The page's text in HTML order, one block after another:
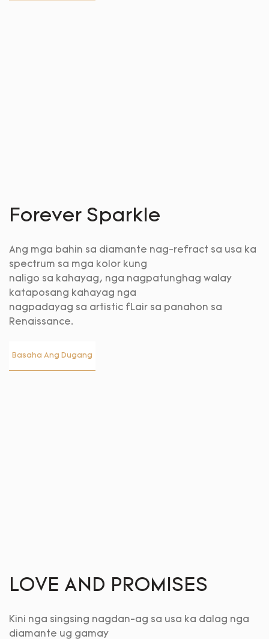
Forever Sparkle
Ang mga bahin sa diamante nag-refract sa usa ka
spectrum sa mga kolor kung
naligo sa kahayag, nga nagpatunghag walay
kataposang kahayag nga
nagpadayag sa artistic fLair sa panahon sa
Renaissance.
Basaha Ang Dugang
LOVE AND PROMISES
Kini nga singsing nagdan-ag sa usa ka dalag nga
diamante ug gamay